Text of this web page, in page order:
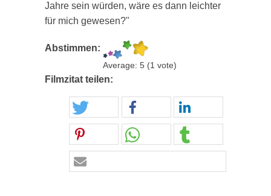
Jahre sein würden, wäre es dann leichter
für mich gewesen?"
Abstimmen:
Average: 5 (1 vote)
Filmzitat teilen: